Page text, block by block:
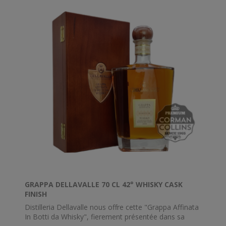
GRAPPA DELLAVALLE 70 CL 42° WHISKY CASK
FINISH
Distilleria Dellavalle nous offre cette "Grappa Affinata
In Botti da Whisky", fierement présentée dans sa